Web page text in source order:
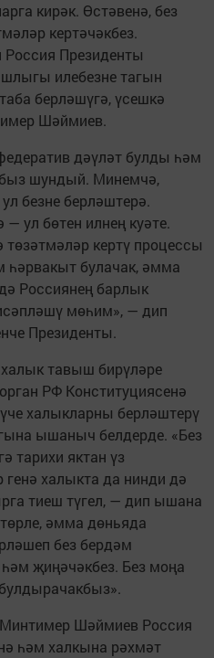
кирәк. Өстәвенә, без
кертәчәкбез.
Президенты
илебезне тагын
берләшүгә, үсешкә
Шәймиев.
дәүләт булды һәм
шундый. Минемчә,
безне берләштерә.
— ул бөтен илнең куәте.
кертү процессы
һәрвакыт булачак, әмма
Россиянең барлык
мөһим», — дип
Президенты.
тавыш бирүләре
РФ Конституциясенә
халыкларны берләштерү
ышаныч белдерде. «Без
тарихи яктан үз
генә халыкта да нинди дә
тиеш түгел, — дип ышана
әмма дөньяда
без бердәм
җиңәчәкбез. Без моңа
Шәймиев Россия
һәм халкына рәхмәт